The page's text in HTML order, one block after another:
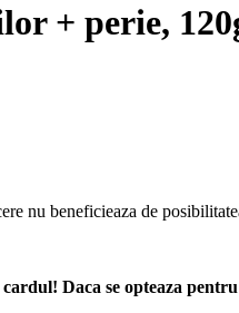
+ perie,
nu beneficieaza de
Daca se opteaza